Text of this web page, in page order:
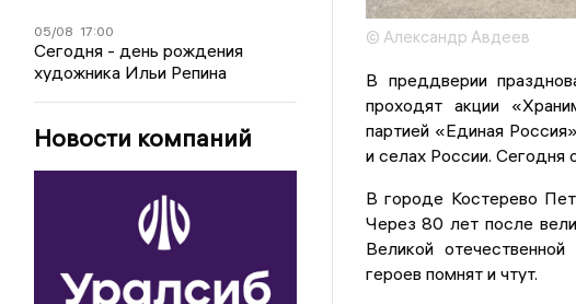
05/08 17:00
Сегодня - день рождения
художника Ильи Репина
Новости компаний
© Александр Авдеев
В преддверии
проходят акции
партией «Единая
и селах России. Сегодня
В городе Костерево
Через 80 лет после
Великой
героев помнят и чтут.